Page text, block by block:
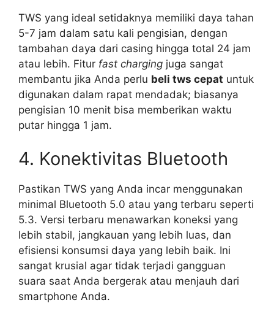
TWS yang ideal setidaknya memiliki daya tahan
5-7 jam dalam satu kali pengisian, dengan
tambahan daya dari casing hingga total 24 jam
atau lebih. Fitur fast charging juga sangat
membantu jika Anda perlu beli tws cepat untuk
digunakan dalam rapat mendadak; biasanya
pengisian 10 menit bisa memberikan waktu
putar hingga 1 jam.
4. Konektivitas Bluetooth
Pastikan TWS yang Anda incar menggunakan
minimal Bluetooth 5.0 atau yang terbaru seperti
5.3. Versi terbaru menawarkan koneksi yang
lebih stabil, jangkauan yang lebih luas, dan
efisiensi konsumsi daya yang lebih baik. Ini
sangat krusial agar tidak terjadi gangguan
suara saat Anda bergerak atau menjauh dari
smartphone Anda.